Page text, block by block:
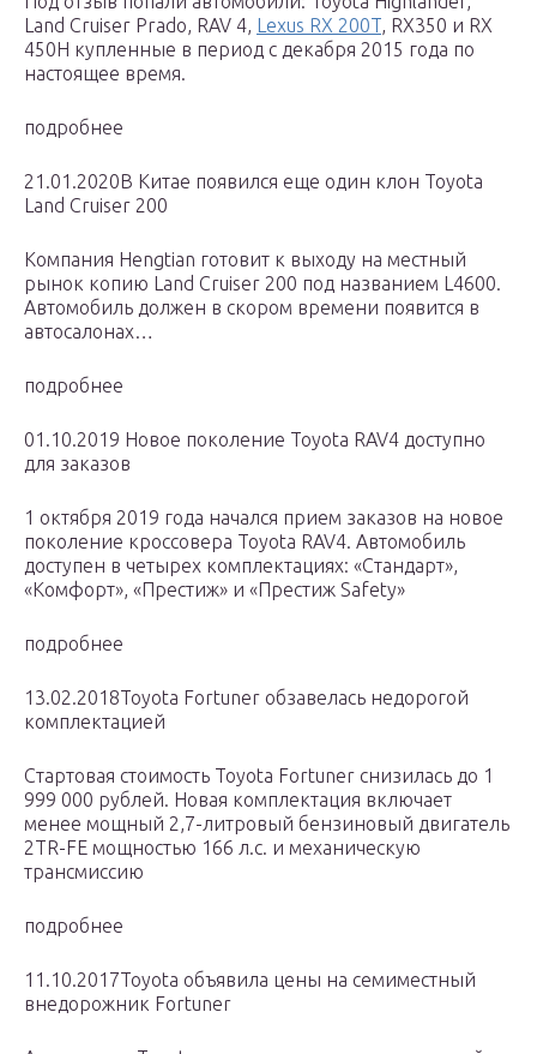
Land Cruiser Prado, RAV 4, Lexus RX 200T, RX350 и RX
450H купленные в период с декабря 2015 года по
настоящее время.
подробнее
21.01.2020В Китае появился еще один клон Toyota
Land Cruiser 200
Компания Hengtian готовит к выходу на местный
рынок копию Land Cruiser 200 под названием L4600.
Автомобиль должен в скором времени появится в
автосалонах…
подробнее
01.10.2019 Новое поколение Toyota RAV4 доступно
для заказов
1 октября 2019 года начался прием заказов на новое
поколение кроссовера Toyota RAV4. Автомобиль
доступен в четырех комплектациях: «Стандарт»,
«Комфорт», «Престиж» и «Престиж Safety»
подробнее
13.02.2018Toyota Fortuner обзавелась недорогой
комплектацией
Стартовая стоимость Toyota Fortuner снизилась до 1
999 000 рублей. Новая комплектация включает
менее мощный 2,7-литровый бензиновый двигатель
2TR-FE мощностью 166 л.с. и механическую
трансмиссию
подробнее
11.10.2017Toyota объявила цены на семиместный
внедорожник Fortuner